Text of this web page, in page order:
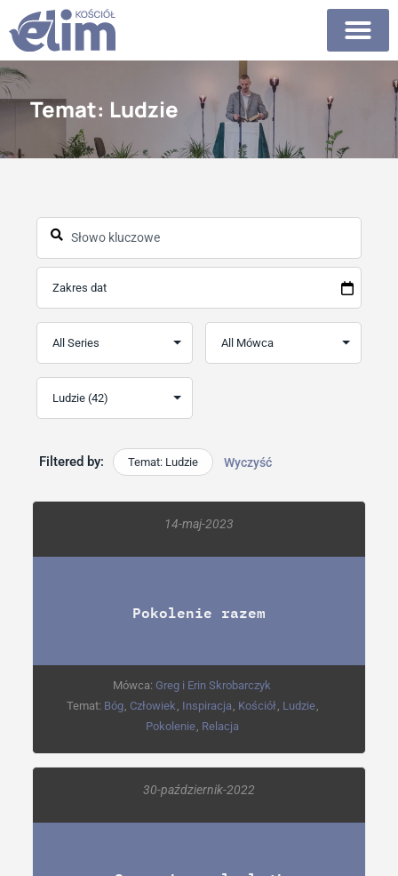
Temat: Ludzie
Filtered by: Temat: Ludzie Wyczyść
14-maj-2023
Pokolenie razem
Mówca: Greg i Erin Skrobarczyk
Temat: Bóg Człowiek Inspiracja Kościół Ludzie
Pokolenie Relacja
30-październik-2022